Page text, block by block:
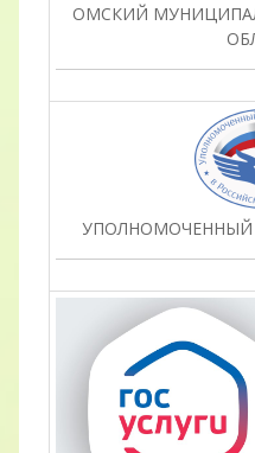
ОМСКИЙ
УПОЛНОМОЧЕННЫЙ